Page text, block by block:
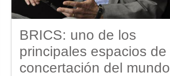
BRICS: uno de los
principales espacios de
concertación del mundo